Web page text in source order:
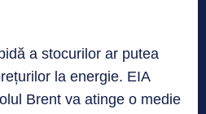
a stocurilor ar putea
la energie. EIA
Brent va atinge o medie